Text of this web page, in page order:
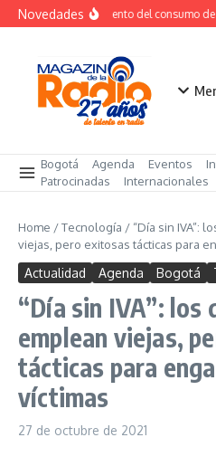
Saltar al contenido
NovedadesCrecimiento del consumo
Bogotá Agenda Eventos
Patrocinadas
Internacionales
Home /Tecnología / “Día sin IVA”:
viejas, pero exitosas tácticas para
Actualidad Agenda Bogotá
“Día sin IVA”: los
emplean viejas,
tácticas para
víctimas
27 de octubre de 2021